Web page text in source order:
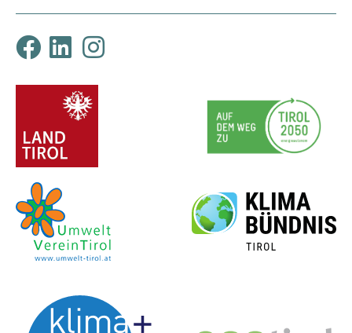
Klimabündnis Tirol auf
Klimabündnis Tirol auf
ProjektpartnerInnen